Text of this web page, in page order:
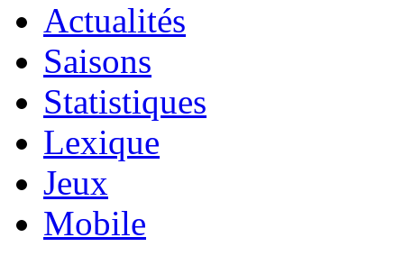
Actualités
Saisons
Statistiques
Lexique
Jeux
Mobile